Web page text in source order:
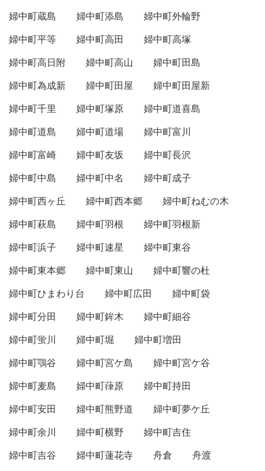
婦中町蔵島
婦中町添島
婦中町外輪野
婦中町平等
婦中町高田
婦中町高塚
婦中町高日附
婦中町高山
婦中町田島
婦中町為成新
婦中町田屋
婦中町田屋新
婦中町千里
婦中町塚原
婦中町道喜島
婦中町道島
婦中町道場
婦中町富川
婦中町富崎
婦中町友坂
婦中町長沢
婦中町中島
婦中町中名
婦中町成子
婦中町西ヶ丘
婦中町西本郷
婦中町ねむの木
婦中町萩島
婦中町羽根
婦中町羽根新
婦中町浜子
婦中町速星
婦中町東谷
婦中町東本郷
婦中町東山
婦中町響の杜
婦中町ひまわり台
婦中町広田
婦中町袋
婦中町分田
婦中町鉾木
婦中町細谷
婦中町蛍川
婦中町堀
婦中町増田
婦中町鶚谷
婦中町宮ケ島
婦中町宮ケ谷
婦中町麦島
婦中町葎原
婦中町持田
婦中町安田
婦中町熊野道
婦中町夢ケ丘
婦中町余川
婦中町横野
婦中町吉住
婦中町吉谷
婦中町蓮花寺 舟倉
舟渡